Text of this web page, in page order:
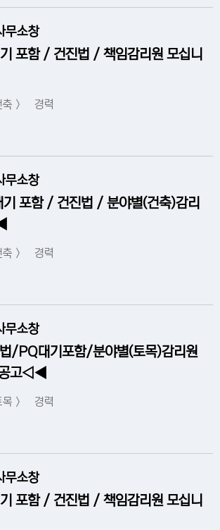
무소창
포함 / 건진법 / 책임감리원 모십니
> 경력
무소창
포함 / 건진법 / 분야별(건축)감리
> 경력
무소창
/PQ대기포함/분야별(토목)감리원
공고◁◀
> 경력
무소창
포함 / 건진법 / 책임감리원 모십니